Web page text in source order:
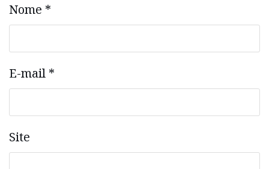
Nome *
E-mail *
Site